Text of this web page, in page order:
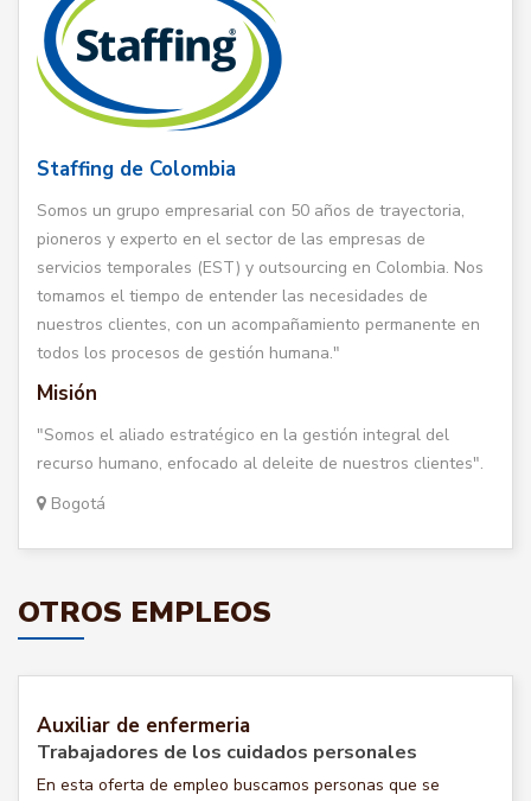
Staffing de Colombia
Somos un grupo empresarial con 50 años de trayectoria,
pioneros y experto en el sector de las empresas de
servicios temporales (EST) y outsourcing en Colombia. Nos
tomamos el tiempo de entender las necesidades de
nuestros clientes, con un acompañamiento permanente en
todos los procesos de gestión humana."
Misión
"Somos el aliado estratégico en la gestión integral del
recurso humano, enfocado al deleite de nuestros clientes".
Bogotá
OTROS EMPLEOS
Auxiliar de enfermeria
Trabajadores de los cuidados personales
En esta oferta de empleo buscamos personas que se